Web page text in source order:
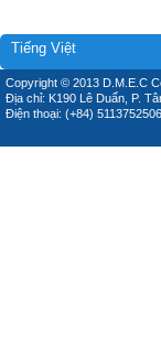
Tiếng Việt
Copyright © 2013 D.M.E.C
Địa chỉ: K190 Lê Duẩn, P.
Điện thoại: (+84) 5113752506